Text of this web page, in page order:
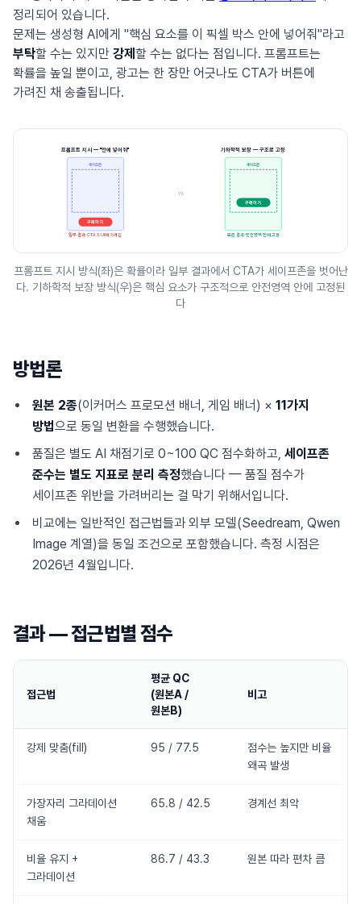
정리되어 있습니다.
문제는 생성형 AI에게 "핵심 요소를 이 픽셀 박스 안에 넣어줘"라고
부탁할 수는 있지만 강제 할 수는 없다는 점입니다. 프롬프트는
확률을 높일 뿐이고, 광고는 한 장만 어긋나도 CTA가 버튼에
가려진 채 송출됩니다.
프롬프트 지시 — "안에 넣어줘"
세이프존
구매하기
일부 결과: CTA가 UI에 가려짐
기하학적 보장 — 구조로 고정
세이프존
구매하기
모든 결과: 안전영역 안에 고정
vs
프롬프트 지시 방식(좌)은 확률이라 일부 결과에서 CTA가 세이프존을 벗어난
다. 기하학적 보장 방식(우)은 핵심 요소가 구조적으로 안전영역 안에 고정된
다
방법론
원본 2종(이커머스 프로모션 배너, 게임 배너) × 11가지
방법으로 동일 변환을 수행했습니다.
품질은 별도 AI 채점기로 0~100 QC 점수화하고, 세이프존
준수는 별도 지표로 분리 측정했습니다 — 품질 점수가
세이프존 위반을 가려버리는 걸 막기 위해서입니다.
비교에는 일반적인 접근법들과 외부 모델(Seedream, Qwen
Image 계열)을 동일 조건으로 포함했습니다. 측정 시점은
2026년 4월입니다.
결과 — 접근법별 점수
접근법
평균 QC
(원본A /
원본B)
비고
강제 맞춤(fill) 95 / 77.5
점수는 높지만 비율
왜곡 발생
가장자리 그라데이션
채움
65.8 / 42.5 경계선 최악
비율 유지 +
그라데이션
86.7 / 43.3 원본 따라 편차 큼